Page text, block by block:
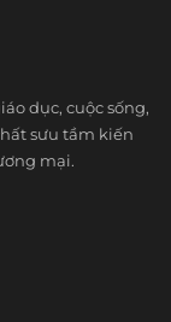
dục, cuộc sống,
sưu tầm kiến
mại.